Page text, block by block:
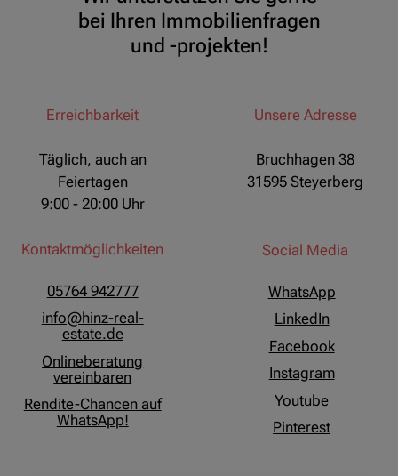
bei Ihren Immobilienfragen
und -projekten!
Erreichbarkeit
Täglich, auch an
Feiertagen
9:00 - 20:00 Uhr
Kontaktmöglichkeiten
05764 942777
info@hinz-real-
estate.de
Onlineberatung
vereinbaren
Rendite-Chancen auf
WhatsApp!
Unsere Adresse
Bruchhagen 38
31595 Steyerberg
Social Media
WhatsApp
LinkedIn
Facebook
Instagram
Youtube
Pinterest